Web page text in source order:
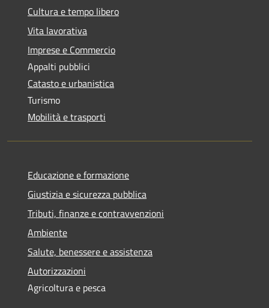
Cultura e tempo libero
Vita lavorativa
Imprese e Commercio
Appalti pubblici
Catasto e urbanistica
Turismo
Mobilità e trasporti
Educazione e formazione
Giustizia e sicurezza pubblica
Tributi, finanze e contravvenzioni
Ambiente
Salute, benessere e assistenza
Autorizzazioni
Agricoltura e pesca